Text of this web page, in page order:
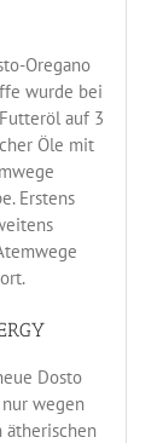
Oregano
wurde bei
auf 3
Öle mit
Erstens
Dosto
nur wegen
ätherischen